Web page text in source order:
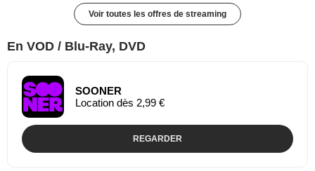
Voir toutes les offres de streaming
En VOD / Blu-Ray, DVD
SOONER
Location dès 2,99 €
REGARDER